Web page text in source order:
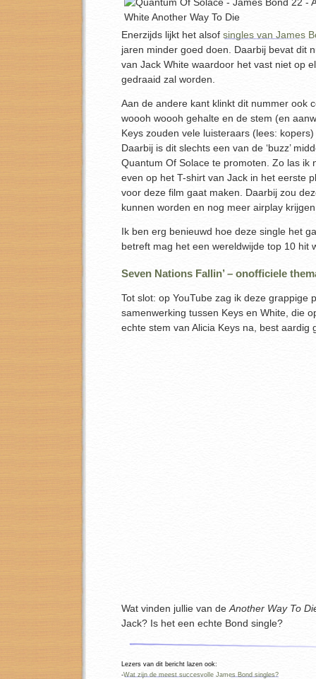
Enerzijds lijkt het alsof singles van James
jaren minder goed doen. Daarbij bevat dit
van Jack White waardoor het vast niet op
gedraaid zal worden.
Aan de andere kant klinkt dit nummer ook
woooh woooh gehalte en de stem (en
Keys zouden vele luisteraars (lees:
Daarbij is dit slechts een van de ‘buzz’
Quantum Of Solace te promoten. Zo las ik
even op het T-shirt van Jack in het eerste
voor deze film gaat maken. Daarbij zou
kunnen worden en nog meer airplay
Ik ben erg benieuwd hoe deze single het
betreft mag het een wereldwijde top 10 hit
Seven Nations Fallin’ – onofficiele
Tot slot: op YouTube zag ik deze grappige
samenwerking tussen Keys en White, die
echte stem van Alicia Keys na, best aardig
Wat vinden jullie van deAnother Way To
Jack? Is het een echte Bond single?
Lezers van dit bericht lazen ook:
-Wat zijn de meest succesvolle James Bond singles?